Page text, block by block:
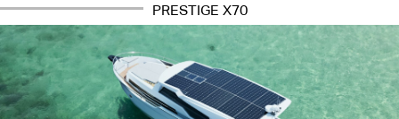
PRESTIGE X70